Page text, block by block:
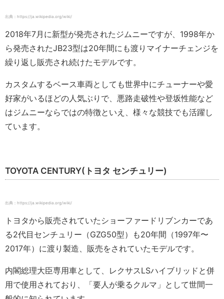
出典：https://ja.wikipedia.org/wiki/
2018年7月に新型が発売されたジムニーですが、1998年か
ら発売されたJB23型は20年間にも渡りマイナーチェンジを
繰り返し販売され続けたモデルです。
カスタムするベース車両としても世界中にチューナーや愛
好家がいるほどの人気ぶりで、悪路走破性や登坂性能など
はジムニーならではの特徴といえ、様々な競技でも活躍し
ています。
TOYOTA CENTURY(トヨタ センチュリー)
出典：https://ja.wikipedia.org/wiki/
トヨタから販売されていたショーファードリブンカーであ
る2代目センチュリー（GZG50型）も20年間（1997年〜
2017年）に渡り製造、販売をされていたモデルです。
内閣総理大臣専用車として、レクサスLSハイブリッドと併
用で使用されており、「要人が乗るクルマ」として世間一